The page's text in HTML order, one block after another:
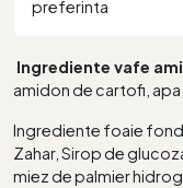
preferinta
Ingrediente vafe
amidon de cartofi,
Ingrediente foaie
Zahar, Sirop de
miez de palmier